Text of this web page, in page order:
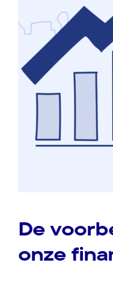
De
onze